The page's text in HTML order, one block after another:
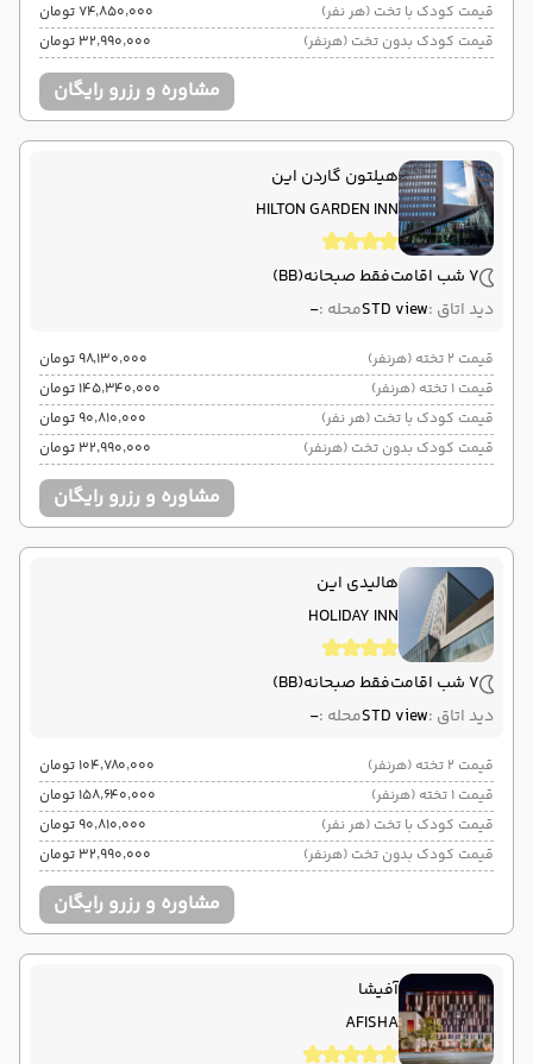
قیمت کودک با تخت (هر نفر)
۷۴٬۸۵۰٬۰۰۰ تومان
قیمت کودک بدون تخت (هرنفر)
۳۲٬۹۹۰٬۰۰۰ تومان
مشاوره و رزرو رایگان
هیلتون گاردن این
HILTON GARDEN INN
7 شب اقامت فقط صبحانه(BB)
دید اتاق :STD viewمحله :-
قیمت 2 تخته (هرنفر)
۹۸٬۱۳۰٬۰۰۰ تومان
قیمت 1 تخته (هرنفر)
۱۴۵٬۳۴۰٬۰۰۰ تومان
قیمت کودک با تخت (هر نفر)
۹۰٬۸۱۰٬۰۰۰ تومان
قیمت کودک بدون تخت (هرنفر)
۳۲٬۹۹۰٬۰۰۰ تومان
مشاوره و رزرو رایگان
هالیدی این
HOLIDAY INN
7 شب اقامت فقط صبحانه(BB)
دید اتاق :STD viewمحله :-
قیمت 2 تخته (هرنفر)
۱۰۴٬۷۸۰٬۰۰۰ تومان
قیمت 1 تخته (هرنفر)
۱۵۸٬۶۴۰٬۰۰۰ تومان
قیمت کودک با تخت (هر نفر)
۹۰٬۸۱۰٬۰۰۰ تومان
قیمت کودک بدون تخت (هرنفر)
۳۲٬۹۹۰٬۰۰۰ تومان
مشاوره و رزرو رایگان
آفیشا
AFISHA